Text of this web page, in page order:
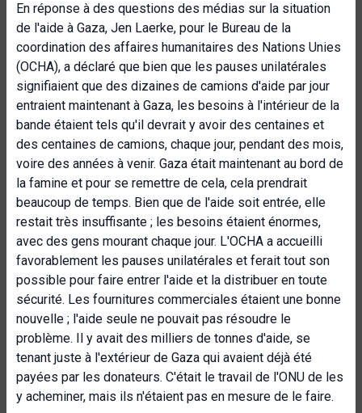
En réponse à des questions des médias sur la situation
de l'aide à Gaza, Jen Laerke, pour le Bureau de la
coordination des affaires humanitaires des Nations Unies
(OCHA), a déclaré que bien que les pauses unilatérales
signifiaient que des dizaines de camions d'aide par jour
entraient maintenant à Gaza, les besoins à l'intérieur de la
bande étaient tels qu'il devrait y avoir des centaines et
des centaines de camions, chaque jour, pendant des mois,
voire des années à venir. Gaza était maintenant au bord de
la famine et pour se remettre de cela, cela prendrait
beaucoup de temps. Bien que de l'aide soit entrée, elle
restait très insuffisante ; les besoins étaient énormes,
avec des gens mourant chaque jour. L'OCHA a accueilli
favorablement les pauses unilatérales et ferait tout son
possible pour faire entrer l'aide et la distribuer en toute
sécurité. Les fournitures commerciales étaient une bonne
nouvelle ; l'aide seule ne pouvait pas résoudre le
problème. Il y avait des milliers de tonnes d'aide, se
tenant juste à l'extérieur de Gaza qui avaient déjà été
payées par les donateurs. C'était le travail de l'ONU de les
y acheminer, mais ils n'étaient pas en mesure de le faire.